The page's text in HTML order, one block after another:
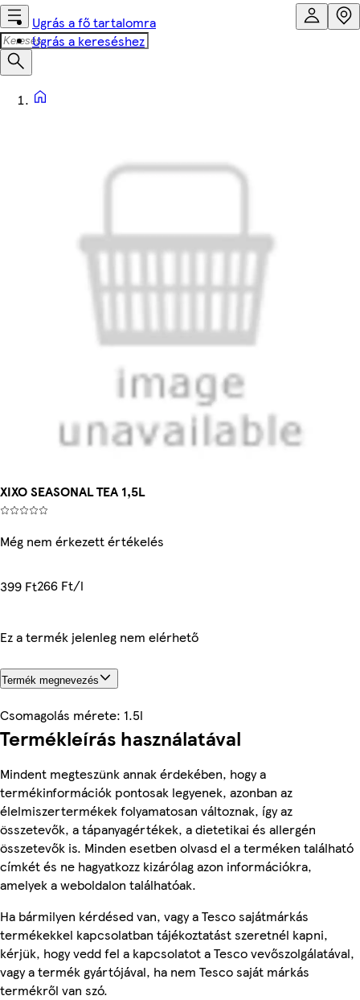
Ugrás a fő tartalomra
Ugrás a kereséshez
XIXO SEASONAL TEA 1,5L
Még nem érkezett értékelés
399 Ft266 Ft/l
Ez a termék jelenleg nem elérhető
Termék megnevezés
Csomagolás mérete: 1.5l
Termékleírás használatával
Mindent megteszünk annak érdekében, hogy a
termékinformációk pontosak legyenek, azonban az
élelmiszertermékek folyamatosan változnak, így az
összetevők, a tápanyagértékek, a dietetikai és allergén
összetevők is. Minden esetben olvasd el a terméken található
címkét és ne hagyatkozz kizárólag azon információkra,
amelyek a weboldalon találhatóak.
Ha bármilyen kérdésed van, vagy a Tesco sajátmárkás
termékekkel kapcsolatban tájékoztatást szeretnél kapni,
kérjük, hogy vedd fel a kapcsolatot a Tesco vevőszolgálatával,
vagy a termék gyártójával, ha nem Tesco saját márkás
termékről van szó.